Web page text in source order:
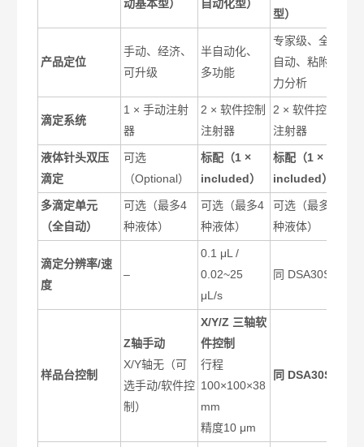
动基本型）
自动化型）
型）
产品定位
手动、经济、
可升级
半自动化、
多功能
专家级、全
自动、粘附
力分析
滴定系统
1 × 手动注射
器
2 × 软件控制
注射器
2 × 软件控制
注射器
液体针头双压
滴定
可选
（Optional）
标配（1 ×
included）
标配（1 ×
included）
多滴定单元
（全自动）
可选（最多4
种液体）
可选（最多4
种液体）
可选（最多4
种液体）
滴定分辨率/速
度
–
0.1 μL /
0.02~25
μL/s
同 DSA30S
样品台控制
Z轴手动
X/Y轴无（可
选手动/软件控
制）
X/Y/Z 三轴软
件控制
行程
100×100×38
mm
精度10 μm
同 DSA30S